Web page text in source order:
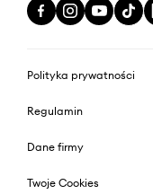
Polityka prywatności
Regulamin
Dane firmy
Twoje Cookies